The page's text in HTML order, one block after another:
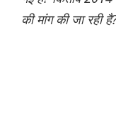
की मांग की जा रही